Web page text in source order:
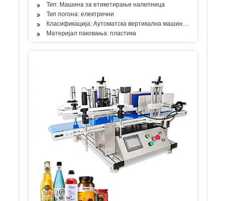
Тип: Машина за етикетирање налепница
Тип погона: електрични
Класификација: Аутоматска вертикална машина за
Материјал паковања: пластика